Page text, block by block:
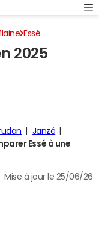
Essé
2025
Janzé
Essé à une
Mise à jour le 25/06/26